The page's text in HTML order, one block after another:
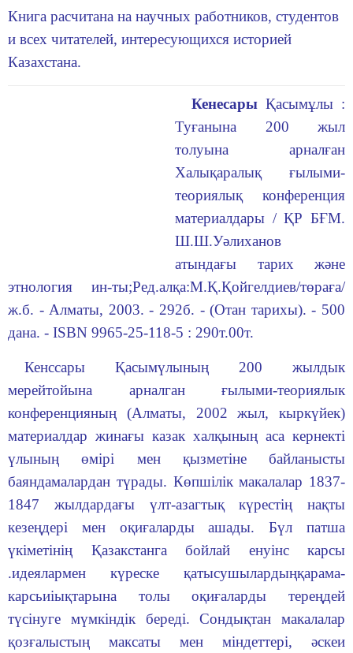
Книга расчитана на научных работников, студентов
и всех читателей, интересующихся историей
Казахстана.
КенесарыҚасымұлы :
Туғанына 200 жыл
толуына арналған
Халықаралық ғылыми-
теориялық конференция
материалдары / ҚР БҒМ.
Ш.Ш.Уәлиханов
атындағы тарих және
этнология ин-ты;Ред.алқа:М.Қ.Қойгелдиев/төраға/
ж.б. - Алматы, 2003. - 292б. - (Отан тарихы). - 500
дана. - ISBN 9965-25-118-5 : 290т.00т.
Кенссары Қасымүлының 200 жылдык
мерейтойына арналган ғылыми-теориялык
конференцияның (Алматы, 2002 жыл, кыркүйек)
материалдар жинағы казак халқының аса кернекті
үлының өмірі мен қызметіне байланысты
баяндамалардан түрады. Көпшілік макалалар 1837-
1847 жылдардағы үлт-азагтық күрестің нақты
кезеңдері мен оқиғаларды ашады. Бүл патша
үкіметінің Қазакстанга бойлай енуінс карсы
.идеялармен күреске қатысушылардыңқарама-
карсьиіықтарына толы оқиғаларды тереңдей
түсінуге мүмкіндік береді. Сондықтан макалалар
қозғалыстың максаты мен міндеттері, әскеи